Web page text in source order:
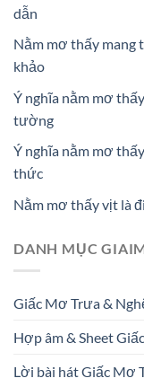
dẫn
Nằm mơ thấy mang
khảo
Ý nghĩa nằm mơ
tường
Ý nghĩa nằm mơ
thức
Nằm mơ thấy vịt là
DANH MỤC
Giấc Mơ Trưa &
Hợp âm & Sheet
Lời bài hát Giấc Mơ